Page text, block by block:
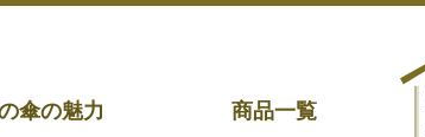
傘の魅力 商品一覧